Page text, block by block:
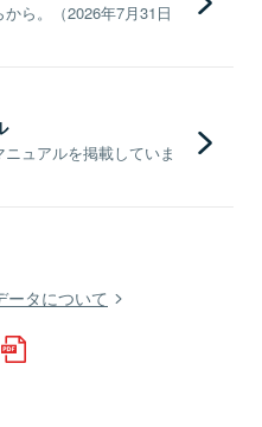
ら。（2026年7月31日
ュアルを掲載していま
ータについて